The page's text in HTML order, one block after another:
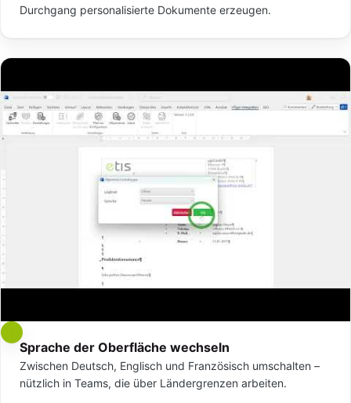
Durchgang personalisierte Dokumente erzeugen.
Sprache der Oberfläche wechseln
Zwischen Deutsch, Englisch und Französisch umschalten –
nützlich in Teams, die über Ländergrenzen arbeiten.